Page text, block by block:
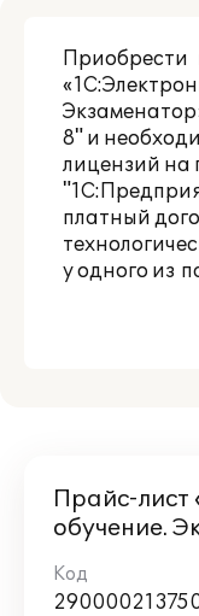
Партнерам
Приобрести
8" и
лицензий на
платный
у одного из
Прайс-лист
обучение.